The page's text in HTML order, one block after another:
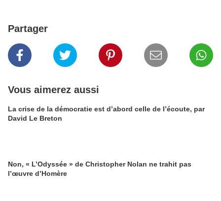
Partager
Vous aimerez aussi
La crise de la démocratie est d’abord celle de l’écoute, par
David Le Breton
Non, « L’Odyssée » de Christopher Nolan ne trahit pas
l’œuvre d’Homère